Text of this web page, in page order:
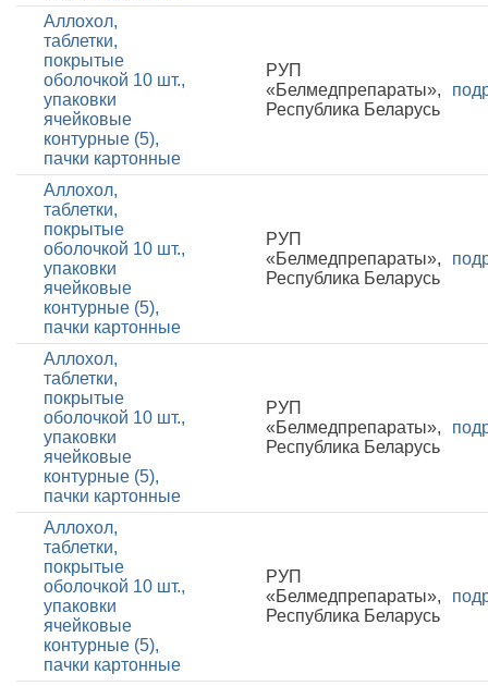
Аллохол,
таблетки,
покрытые
оболочкой 10 шт.,
упаковки
ячейковые
контурные (5),
пачки картонные
РУП
«Белмедпрепараты»,
Республика Беларусь
Аллохол,
таблетки,
покрытые
оболочкой 10 шт.,
упаковки
ячейковые
контурные (5),
пачки картонные
РУП
«Белмедпрепараты»,
Республика Беларусь
Аллохол,
таблетки,
покрытые
оболочкой 10 шт.,
упаковки
ячейковые
контурные (5),
пачки картонные
РУП
«Белмедпрепараты»,
Республика Беларусь
Аллохол,
таблетки,
покрытые
оболочкой 10 шт.,
упаковки
ячейковые
контурные (5),
пачки картонные
РУП
«Белмедпрепараты»,
Республика Беларусь